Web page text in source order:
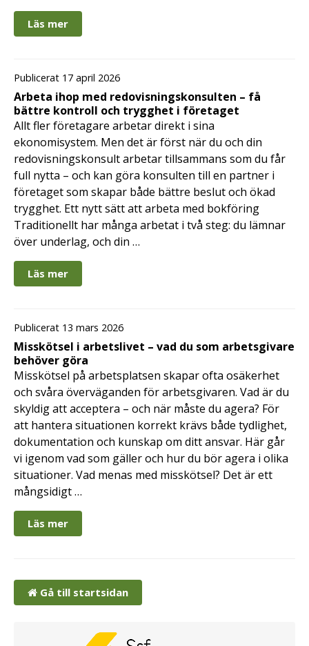
Läs mer
Publicerat 17 april 2026
Arbeta ihop med redovisningskonsulten – få
bättre kontroll och trygghet i företaget
Allt fler företagare arbetar direkt i sina
ekonomisystem. Men det är först när du och din
redovisningskonsult arbetar tillsammans som du får
full nytta – och kan göra konsulten till en partner i
företaget som skapar både bättre beslut och ökad
trygghet. Ett nytt sätt att arbeta med bokföring
Traditionellt har många arbetat i två steg: du lämnar
över underlag, och din …
Läs mer
Publicerat 13 mars 2026
Misskötsel i arbetslivet – vad du som arbetsgivare
behöver göra
Misskötsel på arbetsplatsen skapar ofta osäkerhet
och svåra överväganden för arbetsgivaren. Vad är du
skyldig att acceptera – och när måste du agera? För
att hantera situationen korrekt krävs både tydlighet,
dokumentation och kunskap om ditt ansvar. Här går
vi igenom vad som gäller och hur du bör agera i olika
situationer. Vad menas med misskötsel? Det är ett
mångsidigt …
Läs mer
Gå till startsidan